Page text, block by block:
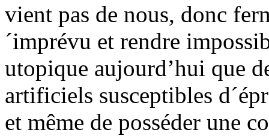
vient pas de nous, donc
´imprévu et rendre
utopique aujourd’hui que
artificiels susceptibles
et même de posséder une